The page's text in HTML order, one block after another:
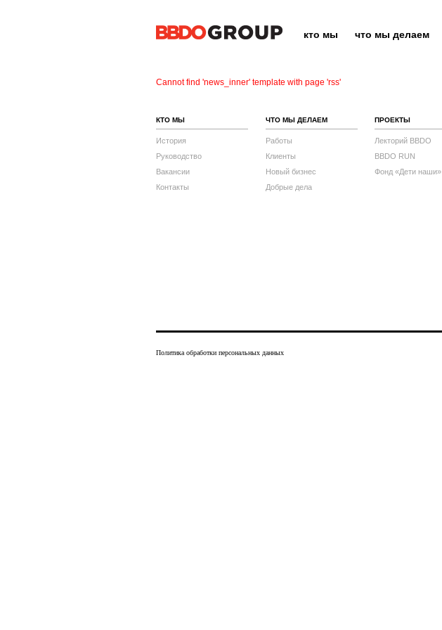
кто мы что мы делаем
Cannot find 'news_inner' template with page 'rss'
КТО МЫ
История
Руководство
Вакансии
Контакты
ЧТО МЫ ДЕЛАЕМ
Работы
Клиенты
Новый бизнес
Добрые дела
ПРОЕКТЫ
Лекторий BBDO
BBDO RUN
Фонд «Дети наши»
Политика обработки персональных данных